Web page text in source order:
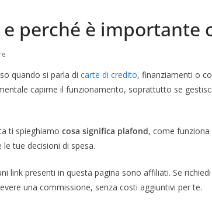
e perché è importante
quando si parla di carte di credito, finanziamenti o
capirne il funzionamento, soprattutto se
ti spieghiamo cosa significa plafond, come
tue decisioni di spesa.
link presenti in questa pagina sono affiliati. Se
una commissione, senza costi aggiuntivi per te.